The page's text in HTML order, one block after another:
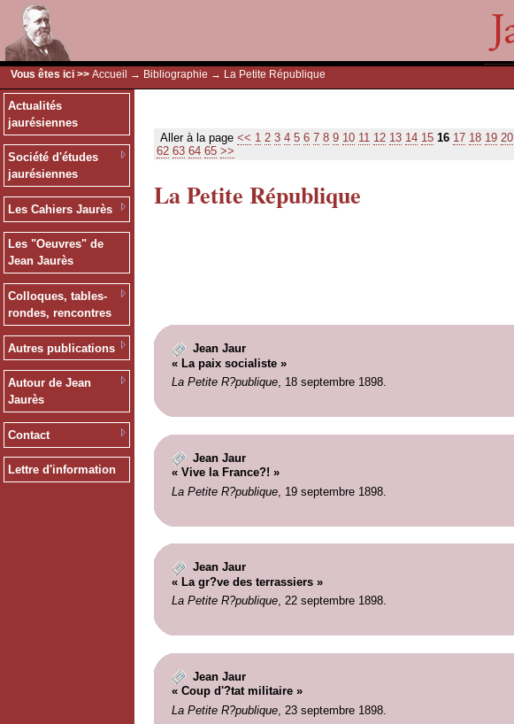
Vous êtes ici >> Accueil → Bibliographie → La Petite République
Actualités
jaurésiennes
Société d'études
jaurésiennes
Les Cahiers Jaurès
Les "Oeuvres" de
Jean Jaurès
Colloques, tables-
rondes, rencontres
Autres publications
Autour de Jean
Jaurès
Contact
Lettre d'information
Aller à la page << 1 2 3 4 5 6 7 8 9 10 11 12 13 14 15 16 17 18 19 20
62 63 64 65 >>
La Petite République
Jean Jaur
« La paix socialiste »
La Petite R?publique, 18 septembre 1898.
Jean Jaur
« Vive la France?! »
La Petite R?publique, 19 septembre 1898.
Jean Jaur
« La gr?ve des terrassiers »
La Petite R?publique, 22 septembre 1898.
Jean Jaur
« Coup d'?tat militaire »
La Petite R?publique, 23 septembre 1898.